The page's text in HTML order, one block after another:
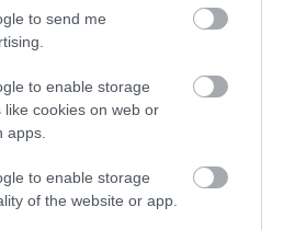
to send me
to enable storage
like cookies on web or
apps.
to enable storage
of the website or app.
JÖHET AZ ALSÓ ...
augusztus 08 Mindenki ügye
ANDRÁST JELÖLI KÖZTÁRSASÁGI
A TISZA
Mindenki ügye